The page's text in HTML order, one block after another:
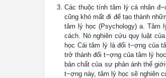
Các thuộc tính tâm lý cá nhân
cũng khó mất đi để tạo thành
tâm lý học (Psychology) a. Tâm
cách. Nó nghiên cứu quy luật
học Cái tâm lý là đối t−ợng của
trở thành đối t−ợng của tâm lý
bản chất của sự phản ánh thế
t−ợng này, tâm lý học sẽ nghiên